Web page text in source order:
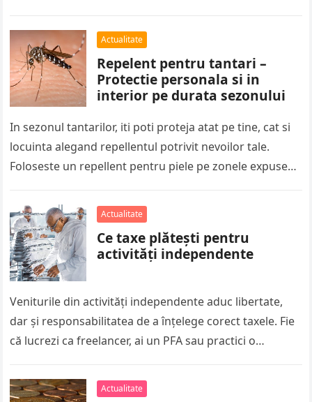
Actualitate
Repelent pentru tantari –
Protectie personala si in
interior pe durata sezonului
In sezonul tantarilor, iti poti proteja atat pe tine, cat si
locuinta alegand repellentul potrivit nevoilor tale.
Foloseste un repellent pentru piele pe zonele expuse
Actualitate
Ce taxe plătești pentru
activități independente
Veniturile din activități independente aduc libertate,
dar și responsabilitatea de a înțelege corect taxele. Fie
că lucrezi ca freelancer, ai un PFA sau practici o
Actualitate